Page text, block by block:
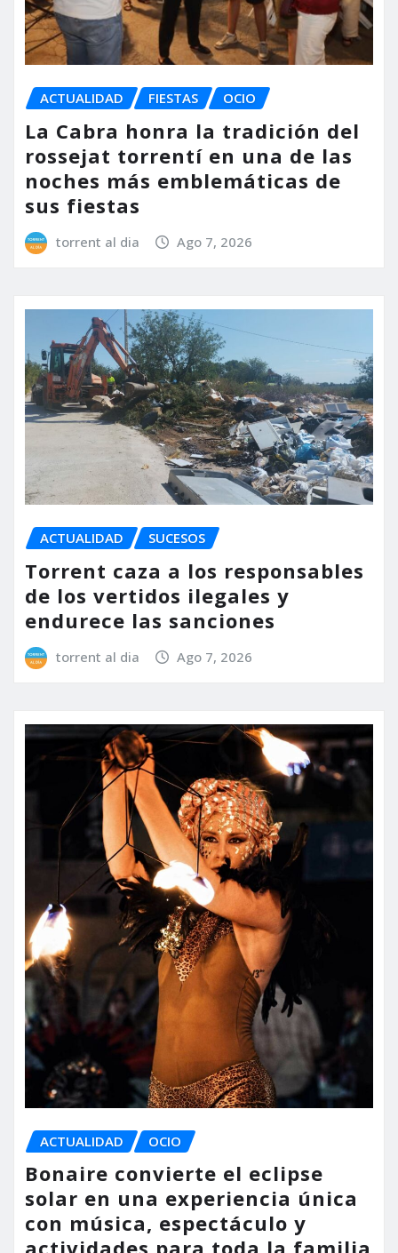
ACTUALIDAD FIESTAS OCIO
La Cabra honra la tradición del
rossejat torrentí en una de las
noches más emblemáticas de
sus fiestas
torrent al dia Ago 7, 2026
ACTUALIDAD SUCESOS
Torrent caza a los responsables
de los vertidos ilegales y
endurece las sanciones
torrent al dia Ago 7, 2026
ACTUALIDAD OCIO
Bonaire convierte el eclipse
solar en una experiencia única
con música, espectáculo y